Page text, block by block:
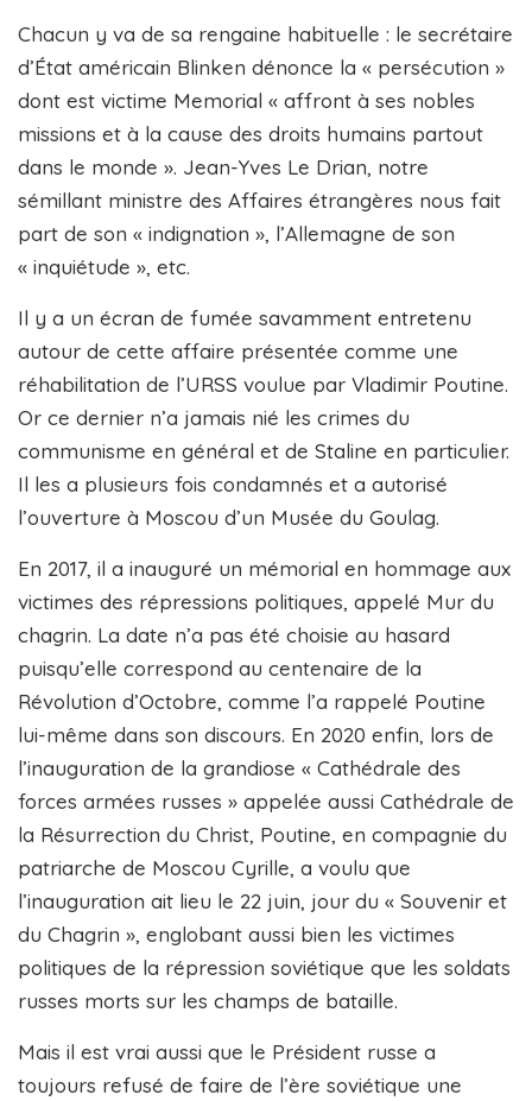
Chacun y va de sa rengaine habituelle : le secrétaire
d’État américain Blinken dénonce la « persécution »
dont est victime Memorial « affront à ses nobles
missions et à la cause des droits humains partout
dans le monde ». Jean-Yves Le Drian, notre
sémillant ministre des Affaires étrangères nous fait
part de son « indignation », l’Allemagne de son
« inquiétude », etc.
Il y a un écran de fumée savamment entretenu
autour de cette affaire présentée comme une
réhabilitation de l’URSS voulue par Vladimir Poutine.
Or ce dernier n’a jamais nié les crimes du
communisme en général et de Staline en particulier.
Il les a plusieurs fois condamnés et a autorisé
l’ouverture à Moscou d’un Musée du Goulag.
En 2017, il a inauguré un mémorial en hommage aux
victimes des répressions politiques, appelé Mur du
chagrin. La date n’a pas été choisie au hasard
puisqu’elle correspond au centenaire de la
Révolution d’Octobre, comme l’a rappelé Poutine
lui-même dans son discours. En 2020 enfin, lors de
l’inauguration de la grandiose « Cathédrale des
forces armées russes » appelée aussi Cathédrale de
la Résurrection du Christ, Poutine, en compagnie du
patriarche de Moscou Cyrille, a voulu que
l’inauguration ait lieu le 22 juin, jour du « Souvenir et
du Chagrin », englobant aussi bien les victimes
politiques de la répression soviétique que les soldats
russes morts sur les champs de bataille.
Mais il est vrai aussi que le Président russe a
toujours refusé de faire de l’ère soviétique une